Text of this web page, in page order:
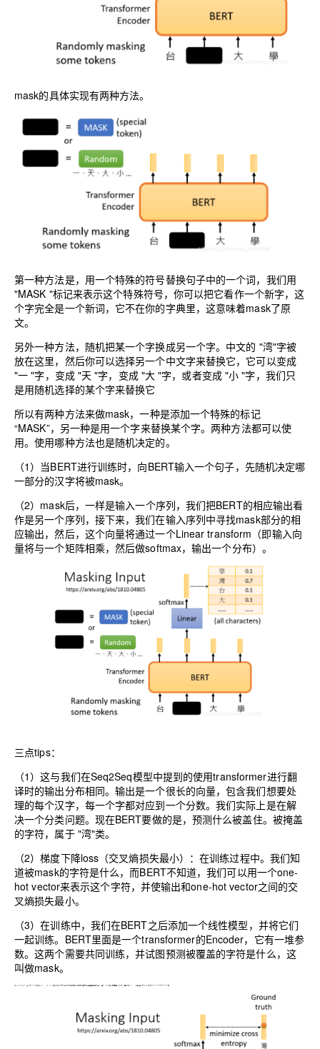
mask的具体实现有两种方法。
第一种方法是，用一个特殊的符号替换句子中的一个词，我们用
"MASK "标记来表示这个特殊符号，你可以把它看作一个新字，这
个字完全是一个新词，它不在你的字典里，这意味着mask了原
文。
另外一种方法，随机把某一个字换成另一个字。中文的 "湾"字被
放在这里，然后你可以选择另一个中文字来替换它，它可以变成
"一 "字，变成 "天 "字，变成 "大 "字，或者变成 "小 "字，我们只
是用随机选择的某个字来替换它
所以有两种方法来做mask，一种是添加一个特殊的标记
“MASK”，另一种是用一个字来替换某个字。两种方法都可以使
用。使用哪种方法也是随机决定的。
（1）当BERT进行训练时，向BERT输入一个句子，先随机决定哪
一部分的汉字将被mask。
（2）mask后，一样是输入一个序列，我们把BERT的相应输出看
作是另一个序列，接下来，我们在输入序列中寻找mask部分的相
应输出，然后，这个向量将通过一个Linear transform（即输入向
量将与一个矩阵相乘，然后做softmax，输出一个分布）。
三点tips：
（1）这与我们在Seq2Seq模型中提到的使用transformer进行翻
译时的输出分布相同。输出是一个很长的向量，包含我们想要处
理的每个汉字，每一个字都对应到一个分数。我们实际上是在解
决一个分类问题。现在BERT要做的是，预测什么被盖住。被掩盖
的字符，属于 "湾"类。
（2）梯度下降loss（交叉熵损失最小）：在训练过程中。我们知
道被mask的字符是什么，而BERT不知道，我们可以用一个one-
hot vector来表示这个字符，并使输出和one-hot vector之间的交
叉熵损失最小。
（3）在训练中，我们在BERT之后添加一个线性模型，并将它们
一起训练。BERT里面是一个transformer的Encoder，它有一堆参
数。这两个需要共同训练，并试图预测被覆盖的字符是什么，这
叫做mask。